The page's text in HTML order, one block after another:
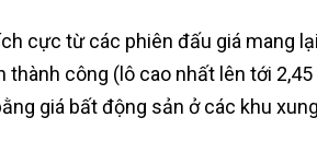
cực từ các phiên đấu giá mang
thành công (lô cao nhất lên tới
giá bất động sản ở các khu